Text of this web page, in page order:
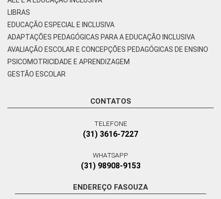
LIBRAS
EDUCAÇÃO ESPECIAL E INCLUSIVA
ADAPTAÇÕES PEDAGÓGICAS PARA A EDUCAÇÃO INCLUSIVA
AVALIAÇÃO ESCOLAR E CONCEPÇÕES PEDAGÓGICAS DE ENSINO
PSICOMOTRICIDADE E APRENDIZAGEM
GESTÃO ESCOLAR
CONTATOS
TELEFONE
(31) 3616-7227
WHATSAPP
(31) 98908-9153
ENDEREÇO FASOUZA